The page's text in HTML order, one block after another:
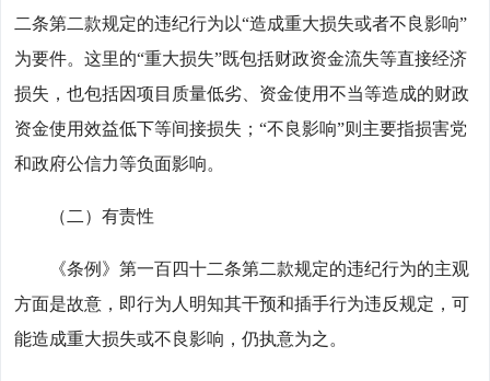
二条第二款规定的违纪行为以“造成重大损失或者不良影响”
为要件。这里的“重大损失”既包括财政资金流失等直接经济
损失，也包括因项目质量低劣、资金使用不当等造成的财政
资金使用效益低下等间接损失；“不良影响”则主要指损害党
和政府公信力等负面影响。
（二）有责性
《条例》第一百四十二条第二款规定的违纪行为的主观
方面是故意，即行为人明知其干预和插手行为违反规定，可
能造成重大损失或不良影响，仍执意为之。